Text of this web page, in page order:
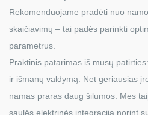
Rekomenduojame pradėti nuo
skaičiavimų – tai padės parinkti
parametrus.
Praktinis patarimas iš mūsų
ir išmanų valdymą. Net geriausias
namas praras daug šilumos. Mes
saulės elektrinės integraciją norint